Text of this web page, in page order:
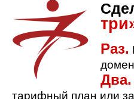
Раз.
Два.
тарифный план или